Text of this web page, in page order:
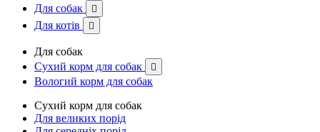
Для собак

Для котів 
Для собак
Сухий корм для собак

Вологий корм для собак
Сухий корм для собак
Для великих порід